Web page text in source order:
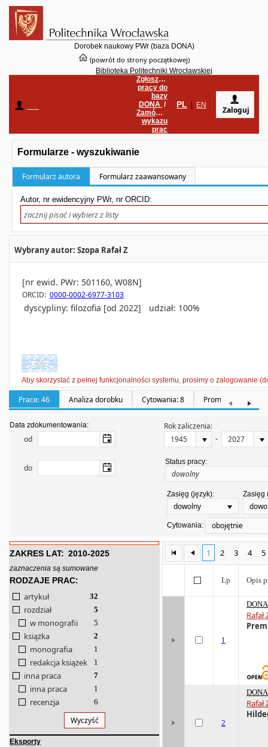
Dorobek naukowy PWr (baza DONA)
(powrót do strony początkowej)
Biblioteka Politechniki Wrocławskiej
Zgłoszenie
pracy do
bazy
DONA /
Zamówienie
wykazu
prac
PL EN Zaloguj
Formularze - wyszukiwanie
Formularz autora Formularz zaawansowany
Autor, nr ewidencyjny PWr, nr ORCID:
Wybrany autor: Szopa Rafał Z
[nr ewid. PWr: 501160, W08N]
ORCID: 0000-0002-6977-3103
dyscypliny: filozofia [od 2022] udział: 100%
Aby skorzystać z pełnej funkcjonalności systemu, prosimy o zalogowanie
Prace: 46 Analiza dorobku Cytowania: 8 Promotorstwa: 0
Data zdokumentowania:
od
Rok zaliczenia:
-
do
Status pracy:
Zasięg (język):
dowolny
Zasięg
Cytowania: obojętnie
ZAKRES LAT: 2010-2025
zaznaczenia są sumowane
RODZAJE PRAC:
artykuł 32
rozdział 5
w monografii 5
książka 2
monografia 1
redakcja książek 1
inna praca 7
inna praca 1
recenzja 6
Wyczyść
Eksporty
1 2 3 4 5
Lp Opis
1
Rafał
2
Rafał